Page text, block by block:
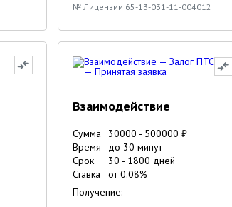
№ Лицензии 65-13-031-11-004012
Взаимодействие
Сумма 30000 - 500000 ₽
Время
до 30 минут
Срок
30 - 1800 дней
Ставка
от0.08%
Получение: